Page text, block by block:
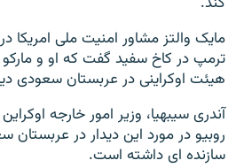
مایک والتز مشاور امنیت ملی امریکا
ترمپ در کاخ سفید گفت که او و مارکو
هیئت اوکراینی در عربستان سعودی
آندری سیبهیا، وزیر امور خارجه
روبیو در مورد این دیدار در
سازنده ای داشته است.